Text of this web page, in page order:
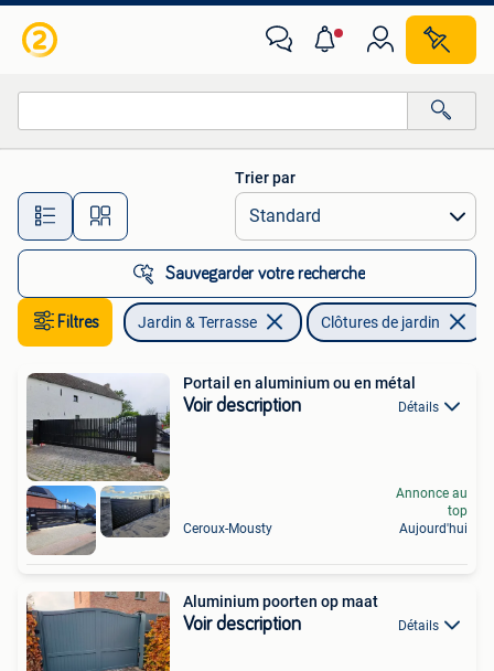
Toutes les distances…
Trier par
Sauvegarder votre recherche
Filtres Jardin & Terrasse Clôtures de jardin
Portail en aluminium ou en métal
Voir description Détails
Ceroux-Mousty
Annonce au
top
Aujourd'hui
Aluminium poorten op maat
Voir description Détails